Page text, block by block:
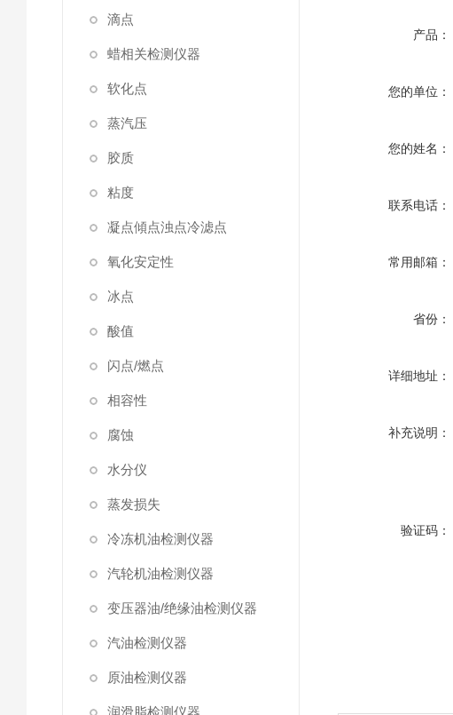
滴点
蜡相关检测仪器
软化点
蒸汽压
胶质
粘度
凝点傾点浊点冷滤点
氧化安定性
冰点
酸值
闪点/燃点
相容性
腐蚀
水分仪
蒸发损失
冷冻机油检测仪器
汽轮机油检测仪器
变压器油/绝缘油检测仪器
汽油检测仪器
原油检测仪器
润滑脂检测仪器
产品：
您的单位：
您的姓名：
联系电话：
常用邮箱：
省份：
详细地址：
补充说明：
验证码：